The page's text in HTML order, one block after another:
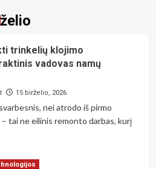
trinkelių klojimo
vadovas namų
15 birželio, 2026
nei atrodo iš pirmo
tai ne eilinis remonto darbas, kurį